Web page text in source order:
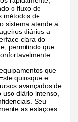
o fluxo de
métodos de
sistema atende a
diários a
clara do
permitindo que
que
Este quiosque é
avançados de
diário intenso,
Seu
às estações